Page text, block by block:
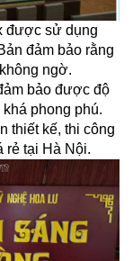
được sử dụng
đảm bảo rằng
ngờ.
bảo được độ
phong phú.
thiết kế, thi công
rẻ tại Hà Nội.